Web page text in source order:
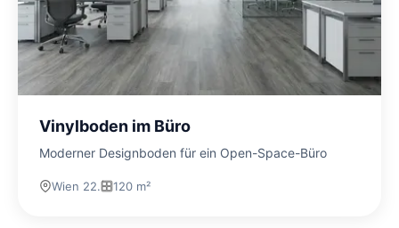
Vinylboden im Büro
Moderner Designboden für ein Open-Space-Büro
Wien 22. 120 m²